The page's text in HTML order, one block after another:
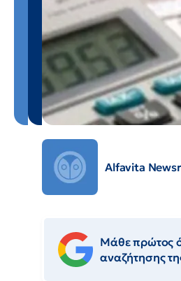
Alfavita
Μάθε πρώτος
αναζήτησης